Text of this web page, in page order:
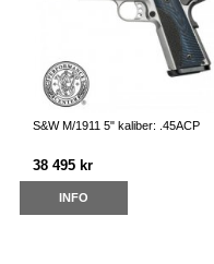
S&W M/1911 5" kaliber: .45ACP
38 495 kr
INFO